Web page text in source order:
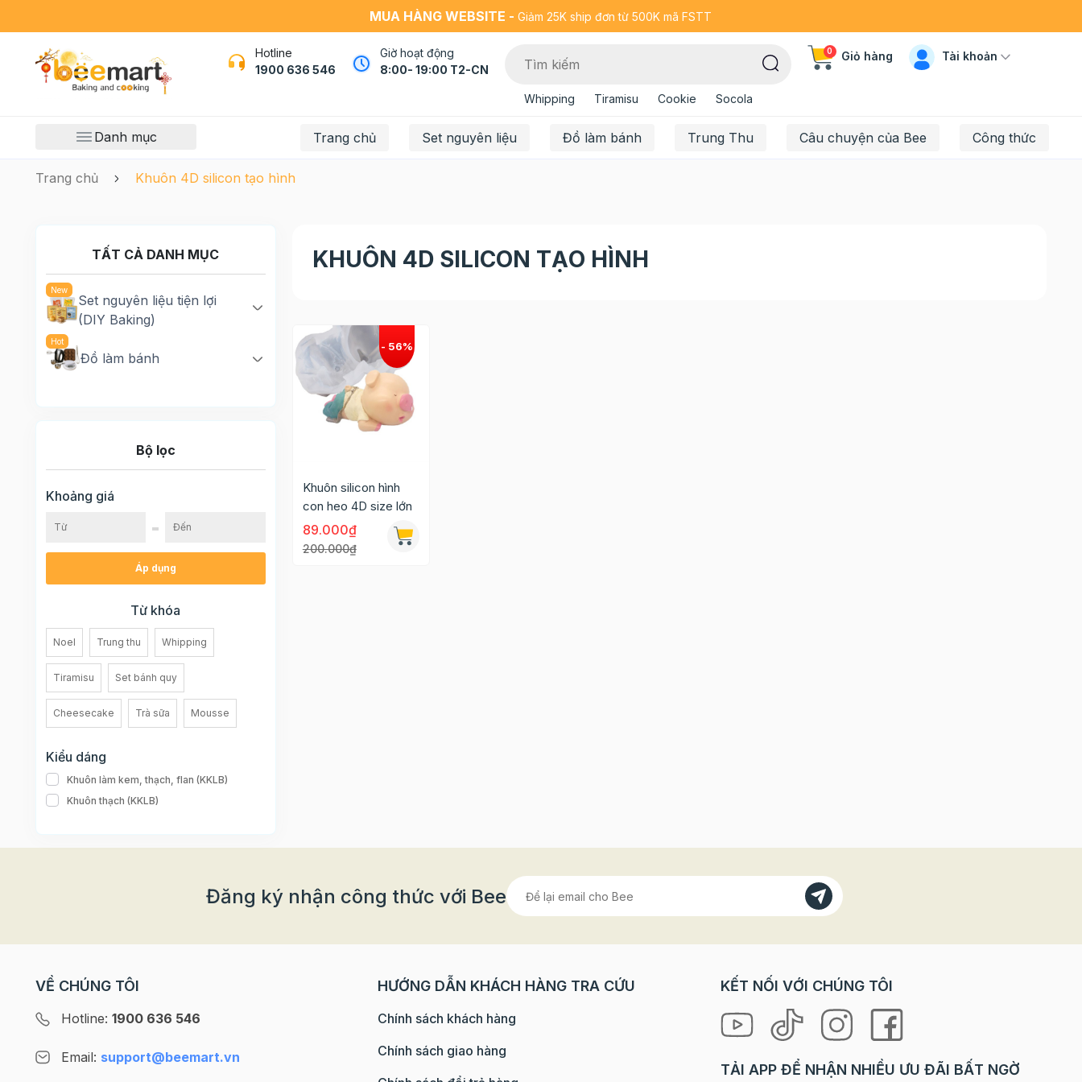
MUA HÀNG WEBSITE - Giảm 25K ship đơn từ 500K mã FSTT
Hotline
1900 636 546
Giờ hoạt động
8:00- 19:00 T2-CN
Whipping Tiramisu Cookie Socola
0 Giỏ hàng Tài khoản
Danh mục Trang chủ Set nguyên liệu Đồ làm bánh Trung Thu Câu chuyện của Bee Công thức
Trang chủ Khuôn 4D silicon tạo hình
TẤT CẢ DANH MỤC
Set nguyên liệu tiện lợi
(DIY Baking)
Đồ làm bánh
Bộ lọc
Khoảng giá
Áp dụng
Từ khóa
Noel Trung thu Whipping
Tiramisu Set bánh quy
Cheesecake Trà sữa Mousse
Kiểu dáng
Khuôn làm kem, thạch, flan (KKLB)
Khuôn thạch (KKLB)
KHUÔN 4D SILICON TẠO HÌNH
Khuôn silicon hình
con heo 4D size lớn
89.000₫
200.000₫
Đăng ký nhận công thức với Bee
VỀ CHÚNG TÔI
Hotline: 1900 636 546
Email: support@beemart.vn
HƯỚNG DẪN KHÁCH HÀNG TRA CỨU
Chính sách khách hàng
Chính sách giao hàng
KẾT NỐI VỚI CHÚNG TÔI
TẢI APP ĐỂ NHẬN NHIỀU ƯU ĐÃI BẤT NGỜ